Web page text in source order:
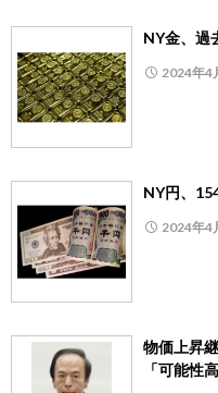
NY金、過
2024年4
NY円、
2024年4
物価上昇
「可能性